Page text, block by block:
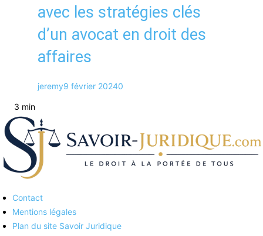
avec les stratégies clés
d’un avocat en droit des
affaires
jeremy9 février 20240
3 min
Savoirs juridiques
Contact
Mentions légales
Plan du site Savoir Juridique